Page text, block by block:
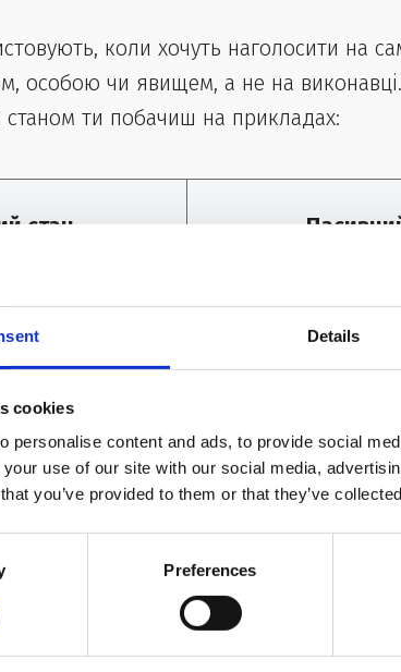
Details
cookies
personalise content and ads, to provide social
your use of our site with our social media,
you’ve provided to them or that they’ve
Preferences
коли хочуть наголосити на
особою чи явищем, а не на
ти побачиш на прикладах:
стан
кожен день. Лист
a house. A house is
My homework has